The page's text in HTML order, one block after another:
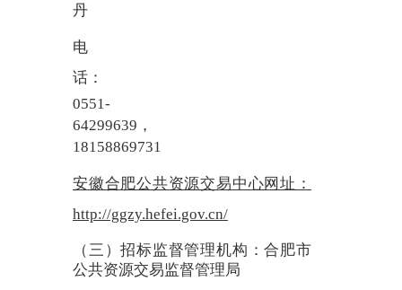
丹
电
话：
0551-
64299639，
18158869731
安徽合肥公共资源交易中心网址：
http://ggzy.hefei.gov.cn/
（三）招标监督管理机构：合肥市
公共资源交易监督管理局